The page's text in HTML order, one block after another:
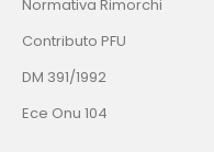
Normativa Rimorchi
Contributo PFU
DM 391/1992
Ece Onu 104